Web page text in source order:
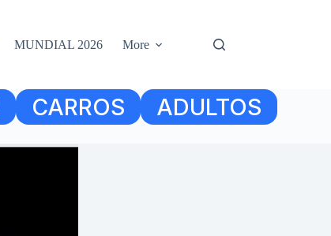
MUNDIAL 2026 More
CARROS ADULTOS